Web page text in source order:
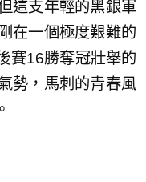
這支年輕的黑銀軍
在一個極度艱難的
賽16勝奪冠壯舉的
勢，馬刺的青春風